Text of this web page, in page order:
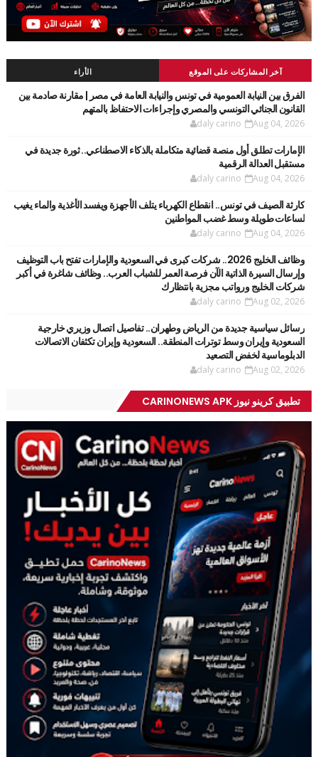
آخر المشاركات على الموقع الأراء
الفرق بين النيابة العمومية في تونس والنيابة العامة في مصر | مقارنة صادمة بين
القانون الجنائي التونسي والمصري وإجراءات الاحتفاظ بالمتهم
daly carino Aug 04, 2026
الإمارات تطلق أول منصة قضائية متكاملة بالذكاء الاصطناعي.. ثورة جديدة في
مستقبل العدالة الرقمية
daly carino Aug 04, 2026
كارثة الصيف في تونس.. انقطاع الكهرباء يتلف الأجهزة ويفسد الأغذية والماء يغيب
لساعات طويلة وسط غضب المواطنين
daly carino Aug 04, 2026
وظائف الخليج 2026.. شركات كبرى في السعودية والإمارات تفتح باب التوظيف
وإرسال السيرة الذاتية الآن فرصة العمر للشباب العرب.. وظائف شاغرة في أكبر
شركات الخليج ورواتب مجزية بانتظارك
daly carino Aug 02, 2026
رسائل سياسية جديدة من الرياض وطهران.. تفاصيل اتصال وزيري خارجية
السعودية وإيران وسط توترات المنطقة.. السعودية وإيران تكثفان الاتصالات
الدبلوماسية لخفض التصعيد
daly carino Aug 02, 2026
تطبيق كرينو نيوز CARINONEWS APK